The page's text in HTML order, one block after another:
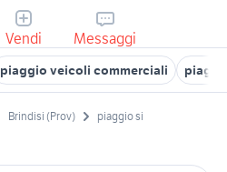
Vendi Messaggi
piaggio veicoli commerciali
Brindisi (Prov) piaggio si